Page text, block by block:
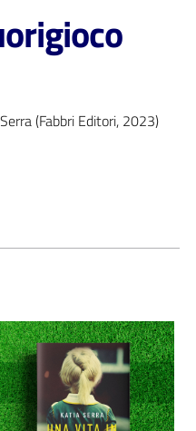
(Fabbri Editori, 2023)